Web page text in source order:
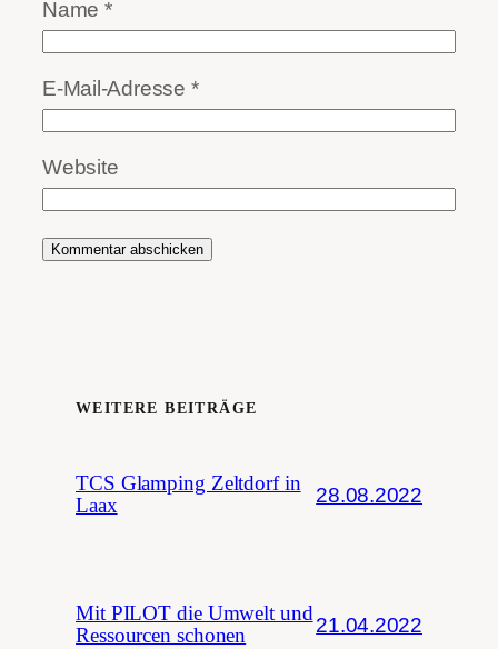
Name *
E-Mail-Adresse *
Website
WEITERE BEITRÄGE
TCS Glamping Zeltdorf in
Laax
28.08.2022
Mit PILOT die Umwelt und
Ressourcen schonen
21.04.2022